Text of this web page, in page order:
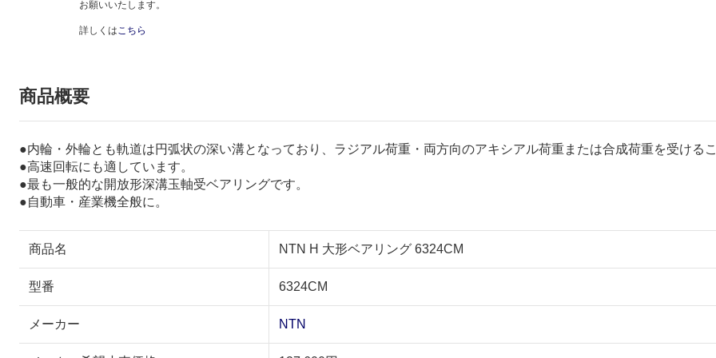
お願いいたします。
詳しくはこちら
商品概要
●内輪・外輪とも軌道は円弧状の深い溝となっており、ラジアル荷重・両方向のアキシアル荷重または合成荷重を受けるこ
●高速回転にも適しています。
●最も一般的な開放形深溝玉軸受ベアリングです。
●自動車・産業機全般に。
商品名 NTN H 大形ベアリング 6324CM
型番 6324CM
メーカー NTN